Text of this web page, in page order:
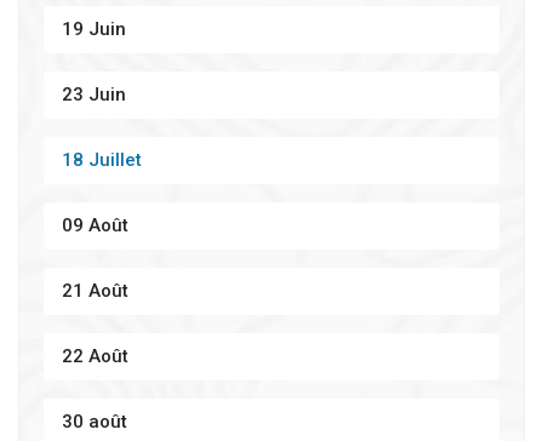
19 Juin
23 Juin
18 Juillet
09 Août
21 Août
22 Août
30 août